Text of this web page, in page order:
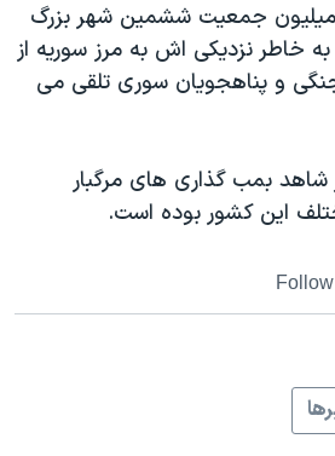
چینمیلیون جمعیت ششمین شهر بزرگ
خاطر نزدیکی اش به مرز سوریه از
و پناهجویان سوری تلقی می
شاهد بمب گذاری های مرگبار
این کشور بوده است.